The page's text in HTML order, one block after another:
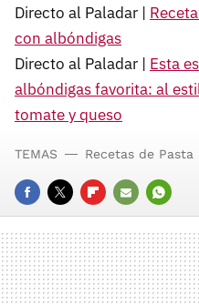
Directo al Paladar |
con albóndigas
Directo al Paladar | Esta
albóndigas favorita: al
tomate y queso
FACEBOOK
TWITTERFLIPBOARD
E-
MAIL
TEMAS Recetas de Pasta